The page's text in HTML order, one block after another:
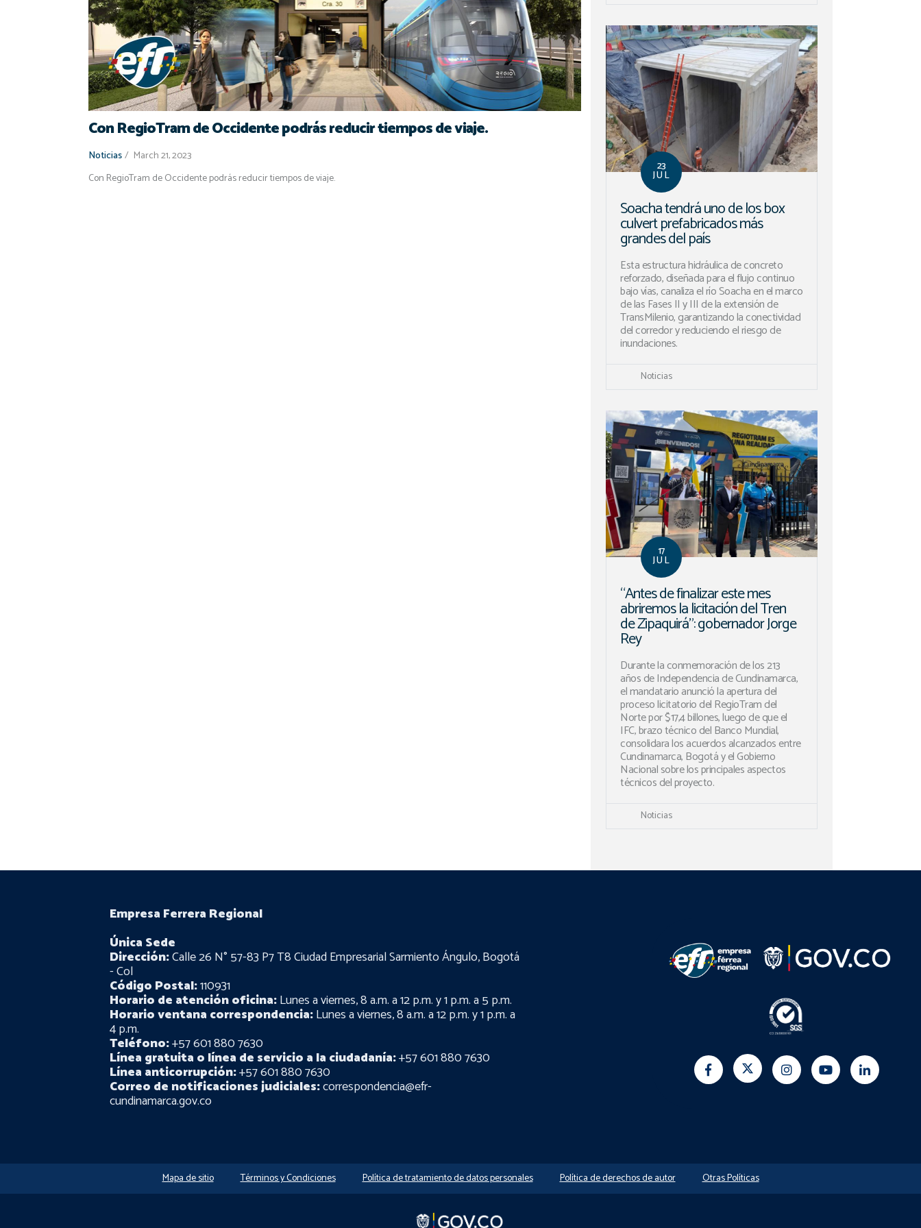
Con RegioTram de Occidente podrás reducir tiempos de viaje.
Noticias/ March 21, 2023
Con RegioTram de Occidente podrás reducir tiempos de viaje.
23
JUL
Soacha tendrá uno de los box
culvert prefabricados más
grandes del país
Esta estructura hidráulica de concreto
reforzado, diseñada para el flujo continuo
bajo vías, canaliza el río Soacha en el marco
de las Fases II y III de la extensión de
TransMilenio, garantizando la conectividad
del corredor y reduciendo el riesgo de
inundaciones.
Noticias
17
JUL
“Antes de finalizar este mes
abriremos la licitación del Tren
de Zipaquirá”: gobernador Jorge
Rey
Durante la conmemoración de los 213
años de Independencia de Cundinamarca,
el mandatario anunció la apertura del
proceso licitatorio del RegioTram del
Norte por $17,4 billones, luego de que el
IFC, brazo técnico del Banco Mundial,
consolidara los acuerdos alcanzados entre
Cundinamarca, Bogotá y el Gobierno
Nacional sobre los principales aspectos
técnicos del proyecto.
Noticias
Empresa Ferrera Regional
Única Sede
Dirección:Calle 26 N° 57-83 P7 T8 Ciudad Empresarial Sarmiento Ángulo, Bogotá
- Col
Código Postal:110931
Horario de atención oficina:Lunes a viernes, 8 a.m. a 12 p.m. y 1 p.m. a 5 p.m.
Horario ventana correspondencia:Lunes a viernes, 8 a.m. a 12 p.m. y 1 p.m. a
4 p.m.
Teléfono:+57 601 880 7630
Línea gratuita o línea de servicio a la ciudadanía:+57 601 880 7630
Línea anticorrupción:+57 601 880 7630
Correo de notificaciones judiciales:correspondencia@efr-
cundinamarca.gov.co
Mapa de sitio Términos y Condiciones Política de tratamiento de datos personales Política de derechos de autor Otras Políticas